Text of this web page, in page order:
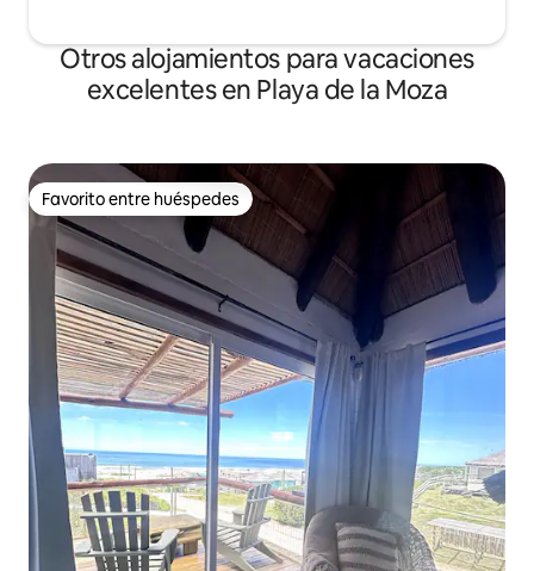
Otros alojamientos para vacaciones
excelentes en Playa de la Moza
Favorito entre huéspedes
Favorito entre huéspedes